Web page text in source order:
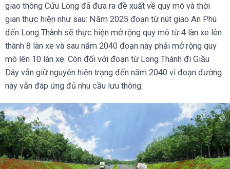
giao thông Cửu Long đã đưa ra đề xuất về quy mô và thời
gian thực hiện như sau: Năm 2025 đoạn từ nút giao An Phú
đến Long Thành sẽ thực hiện mở rộng quy mô từ 4 làn xe lên
thành 8 làn xe và sau năm 2040 đoạn này phải mở rộng quy
mô lên 10 làn xe. Còn đối với đoạn từ Long Thành đi Giầu
Dây vẫn giữ nguyên hiện trạng đến năm 2040 vì đoạn đường
này vẫn đáp ứng đủ nhu cầu lưu thông.